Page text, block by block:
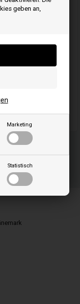
geben an,
Marketing
Statistisch
Briggs & Stratton